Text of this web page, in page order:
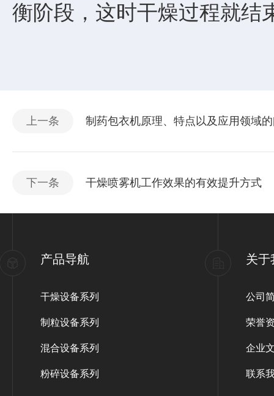
衡阶段，这时干燥过程就结
上一条 制药包衣机原理、特点以及应用领域
下一条 干燥喷雾机工作效果的有效提升方式
产品导航
干燥设备系列
制粒设备系列
混合设备系列
粉碎设备系列
关于
公司
荣誉
企业
联系